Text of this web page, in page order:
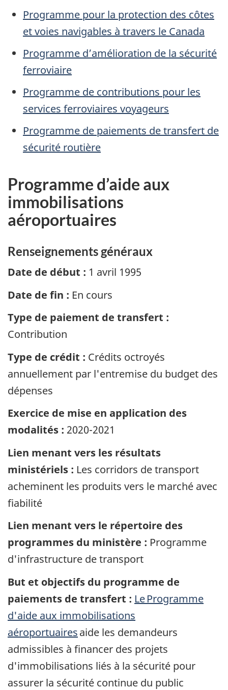
Programme pour la protection des côtes
et voies navigables à travers le Canada
Programme d’amélioration de la sécurité
ferroviaire
Programme de contributions pour les
services ferroviaires voyageurs
Programme de paiements de transfert de
sécurité routière
Programme d’aide aux
immobilisations
aéroportuaires
Renseignements généraux
Date de début : 1 avril 1995
Date de fin : En cours
Type de paiement de transfert :
Contribution
Type de crédit : Crédits octroyés
annuellement par l'entremise du budget des
dépenses
Exercice de mise en application des
modalités : 2020-2021
Lien menant vers les résultats
ministériels : Les corridors de transport
acheminent les produits vers le marché avec
fiabilité
Lien menant vers le répertoire des
programmes du ministère : Programme
d'infrastructure de transport
But et objectifs du programme de
paiements de transfert : Le Programme
d'aide aux immobilisations
aéroportuairesaide les demandeurs
admissibles à financer des projets
d'immobilisations liés à la sécurité pour
assurer la sécurité continue du public